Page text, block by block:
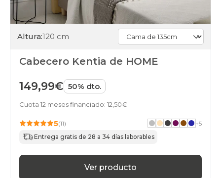
Altura:120 cm
Cabecero Kentia de HOME
149,99€ 50% dto.
Cuota 12 meses financiado: 12,50€
5(11) +5
Entrega gratis de 28 a 34 días laborables
Ver producto